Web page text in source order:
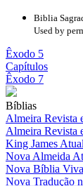
Biblia
Used by
Êxodo 5
Capítulos
Êxodo 7
Bíblias
Almeira Revista
Almeira Revista
King James
Nova Almeida
Nova Bíblia Viva
Nova Tradução